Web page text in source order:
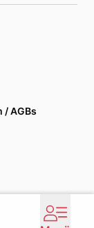
/ AGBs